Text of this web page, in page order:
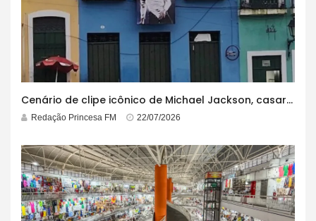
Cenário de clipe icônico de Michael Jackson, casarão azul no centro do Pelourinho enfrenta ordem de desocupação
Redação Princesa FM 22/07/2026